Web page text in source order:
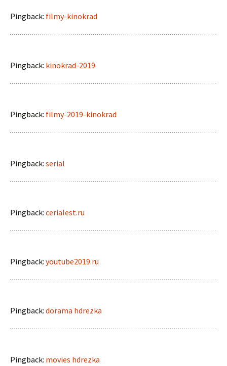
Pingback: filmy-kinokrad
Pingback: kinokrad-2019
Pingback: filmy-2019-kinokrad
Pingback: serial
Pingback: cerialest.ru
Pingback: youtube2019.ru
Pingback: dorama hdrezka
Pingback: movies hdrezka